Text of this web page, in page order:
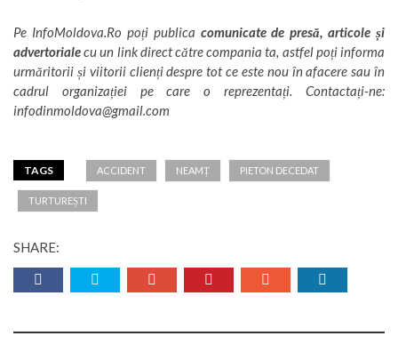
Pe InfoMoldova.Ro poți publica comunicate de presă, articole și
advertorialecu un link direct către compania ta, astfel poți informa
urmăritorii și viitorii clienți despre tot ce este nou în afacere sau în
cadrul organizației pe care o reprezentați. Contactați-ne:
infodinmoldova@gmail.com
TAGS ACCIDENT NEAMȚ PIETON DECEDAT
TURTUREȘTI
SHARE: